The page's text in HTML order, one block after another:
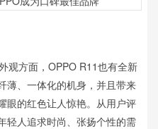
观方面，OPPO R11也有全新
薄、一体化的机身，并且带来
的红色让人惊艳。从用户评
轻人追求时尚、张扬个性的需